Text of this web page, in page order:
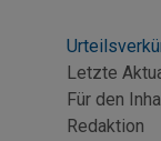
Letzte
Für den
Redaktion